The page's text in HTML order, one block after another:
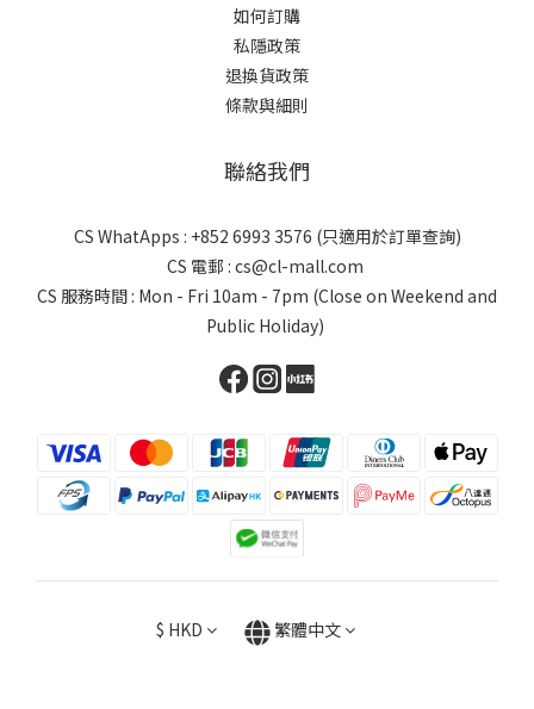
如何訂購
私隱政策
退換貨政策
條款與細則
聯絡我們
CS WhatApps : +852 6993 3576 (只適用於訂單查詢)
CS 電郵 : cs@cl-mall.com
CS 服務時間 : Mon - Fri 10am - 7pm (Close on Weekend and
Public Holiday)
$ HKD 繁體中文